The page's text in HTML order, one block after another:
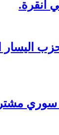
أنقرة.
اليسار
سوري